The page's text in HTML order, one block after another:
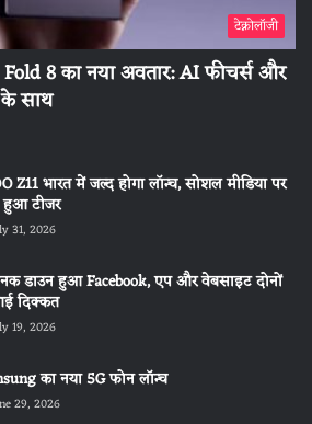
टेक्नोलॉजी
8 का नया अवतार: AI फीचर्स और
के साथ
Z11 भारत में जल्द होगा लॉन्च, सोशल मीडिया पर
हुआ टीजर
31, 2026
डाउन हुआ Facebook, एप और वेबसाइट दोनों
दिक्कत
19, 2026
का नया 5G फोन लॉन्च
29, 2026